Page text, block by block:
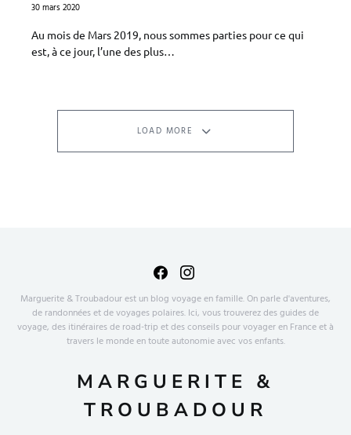
30 mars 2020
Au mois de Mars 2019, nous sommes parties pour ce qui
est, à ce jour, l’une des plus…
LOAD MORE
Marguerite & Troubadour est un blog voyage en famille. On parle d'aventures,
de randonnées et de voyages polaires. Ici, vous trouverez des guides de
voyage, des itinéraires de road-trip et des conseils pour voyager en France et à
travers le monde en toute autonomie avec vos enfants.
MARGUERITE &
TROUBADOUR